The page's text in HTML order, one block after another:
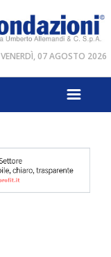
VENERDÌ, 07 AGOSTO 2026